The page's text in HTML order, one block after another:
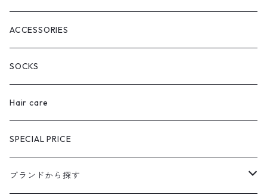
ACCESSORIES
SOCKS
Hair care
SPECIAL PRICE
ブランドから探す